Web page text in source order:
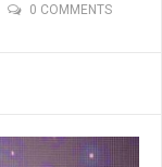
0 COMMENTS